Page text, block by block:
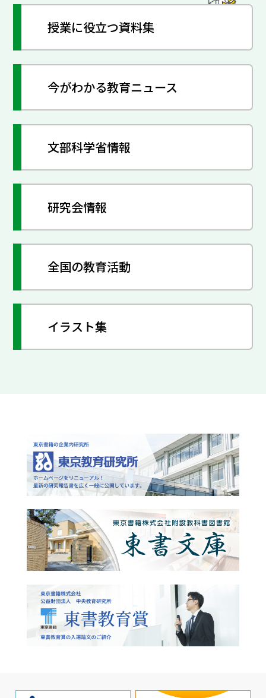
授業に役立つ資料集
今がわかる教育ニュース
文部科学省情報
研究会情報
全国の教育活動
イラスト集